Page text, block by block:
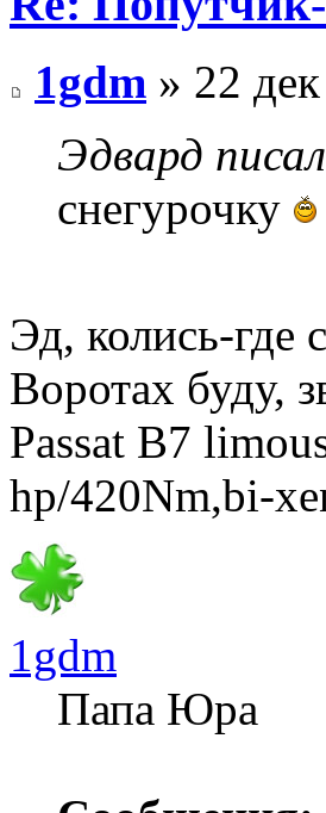
1gdm » 22
Эдвард
снегурочку
Эд, колись-где
Воротах буду,
Passat B7
hp/420Nm,bi-
1gdm
Папа Юра